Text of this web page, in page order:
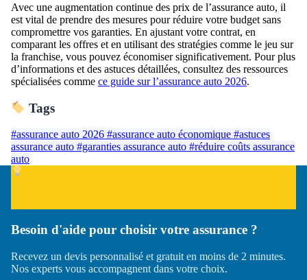
Avec une augmentation continue des prix de l’assurance auto, il
est vital de prendre des mesures pour réduire votre budget sans
compromettre vos garanties. En ajustant votre contrat, en
comparant les offres et en utilisant des stratégies comme le jeu sur
la franchise, vous pouvez économiser significativement. Pour plus
d’informations et des astuces détaillées, consultez des ressources
spécialisées comme ce guide sur l’assurance auto 2026.
Tags
#assurance auto 2026 #assurance auto économique #astuces
assurance auto #garanties assurance auto #réduire coûts assurance
auto
Besoin d'aide pour choisir votre assurance ?
Recevez un devis personnalisé et gratuit en moins de 2 minutes.
Nos experts vous accompagnent dans votre choix.